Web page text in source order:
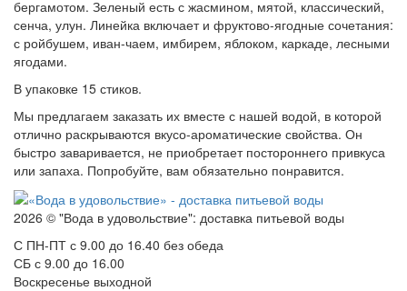
бергамотом. Зеленый есть с жасмином, мятой, классический,
сенча, улун. Линейка включает и фруктово-ягодные сочетания:
с ройбушем, иван-чаем, имбирем, яблоком, каркаде, лесными
ягодами.
В упаковке 15 стиков.
Мы предлагаем заказать их вместе с нашей водой, в которой
отлично раскрываются вкусо-ароматические свойства. Он
быстро заваривается, не приобретает постороннего привкуса
или запаха. Попробуйте, вам обязательно понравится.
2026 © "Вода в удовольствие": доставка питьевой воды
С ПН-ПТ с 9.00 до 16.40 без обеда
СБ с 9.00 до 16.00
Воскресенье выходной